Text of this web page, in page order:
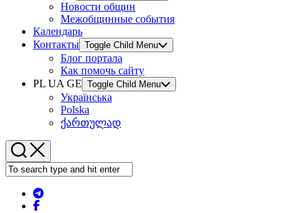
Новости общин
Межобщинные события
Календарь
Контакты Toggle Child Menu
Блог портала
Как помочь сайту
PL UA GE Toggle Child Menu
Українська
Polska
ქართულად